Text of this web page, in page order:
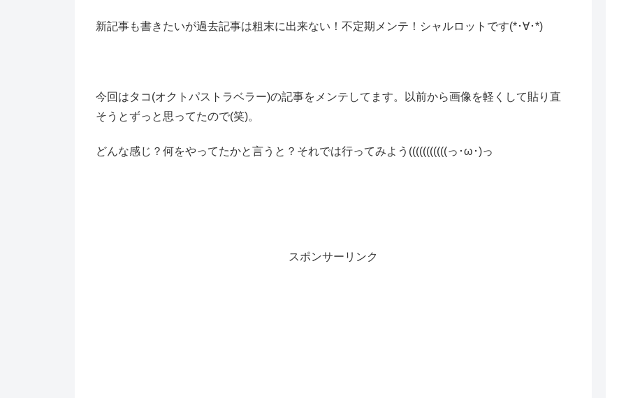
新記事も書きたいが過去記事は粗末に出来ない！不定期メンテ！シャルロットです(*･∀･*)
今回はタコ(オクトパストラベラー)の記事をメンテしてます。以前から画像を軽くして貼り直
そうとずっと思ってたので(笑)。
どんな感じ？何をやってたかと言うと？それでは行ってみよう(((((((((((っ･ω･)っ
スポンサーリンク